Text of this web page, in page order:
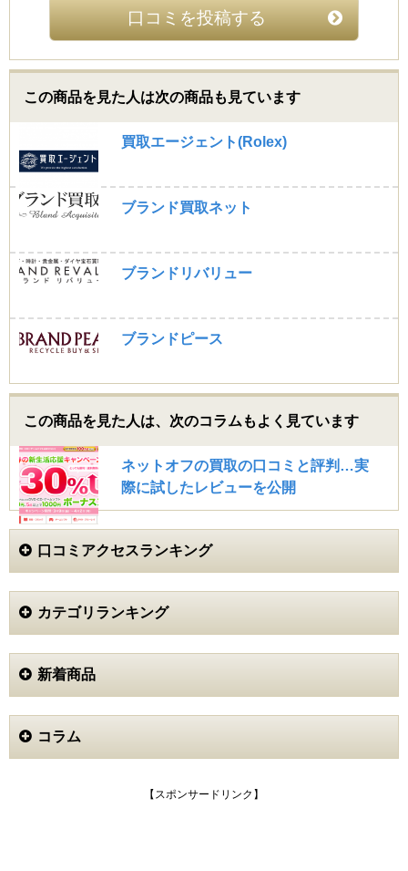
とができました。カメラのキタムラの買取サービスは店
頭買取と直送買取の2種類がありましが、仕事が忙しか
ったので直送買取を選択しました。
送られてきた梱包ボックスに売りたい商品を詰めて送る
だけなので特に難しいことはなく、1週間ほどで査定も
完了しました。時期の問題かも知れませんが査定が1週
間掛かった点は気になりましたが、査定額は想像してい
たより高かったので全体的には満足しています。
yamayama (30代)
4
トロボのセットの買取依頼をお願いしました。10年ほど
前のものだったので、そもそも買い取り対応していただ
けるか不安でしたが、店頭で店員さんが丁寧に対応いた
買い取るようなところとは違い、良かったです。また、
対応も早くて安心して買取をお願いすることができまし
た。子供の記録を撮ってきた思い出の品ですので、丁寧
アニキ (30代)
新しいカメラを購入するためにカメラを売りたいと思っ
たので、ネットで調べて良さそうと感じたカメラのキタ
ムラを利用することにしました。
それなりに高価なものなので少し不安だったのですが、
カメラのキタムラは有名な店舗なので安心して利用する
ことができました。
宅配買取を利用しましたが想像していたよりも査定額が
高く、査定スピードも早かったので満足しています。
たので、特に不満はなくとても満足できました。
高級な一眼レフカメラでもなく購入して何年も経ったデ
ジカメなので、正直お小遣い程度の買取額でしたが値が
口コミを投稿する
この商品を見た人は次の商品も見ています
買取エージェント(Rolex)
ブランド買取ネット
ブランドリバリュー
ブランドピース
この商品を見た人は、次のコラムもよく見ています
ネットオフの買取の口コミと評判…実
際に試したレビューを公開
口コミアクセスランキング
カテゴリランキング
新着商品
コラム
【スポンサードリンク】